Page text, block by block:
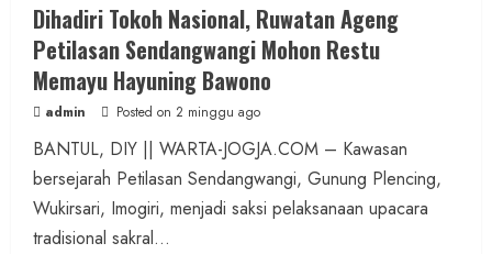
Dihadiri Tokoh Nasional, Ruwatan Ageng
Petilasan Sendangwangi Mohon Restu
Memayu Hayuning Bawono
admin Posted on 2 minggu ago
BANTUL, DIY || WARTA-JOGJA.COM – Kawasan
bersejarah Petilasan Sendangwangi, Gunung Plencing,
Wukirsari, Imogiri, menjadi saksi pelaksanaan upacara
tradisional sakral...